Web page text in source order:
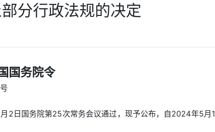
分行政法规的决定
国务院令
2日国务院第25次常务会议通过，现予公布，自2024年5月1